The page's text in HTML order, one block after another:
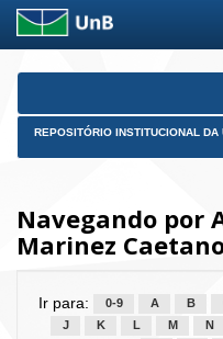
Skip
REPOSITÓRIO INSTITUCIONAL DA
Navegando por
Marinez
Ir para: 0-9 A B
J
K L M N